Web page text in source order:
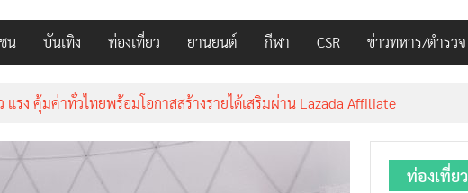
น บันเทิง ท่องเที่ยว ยานยนต์ กีฬา CSR ข่าวทหาร/ตำรวจ
แรง คุ้มค่าทั่วไทยพร้อมโอกาสสร้างรายได้เสริมผ่าน Lazada Affiliate
ท่องเที่ยว